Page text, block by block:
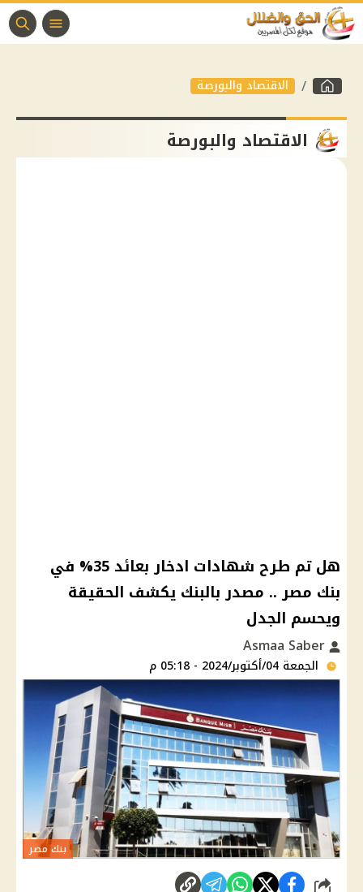
الاقتصاد والبورصة
الاقتصاد والبورصة
هل تم طرح شهادات ادخار بعائد 35% في
بنك مصر .. مصدر بالبنك يكشف الحقيقة
ويحسم الجدل
الجمعة 04/أكتوبر/2024 - 05:18 م
بنك مصر